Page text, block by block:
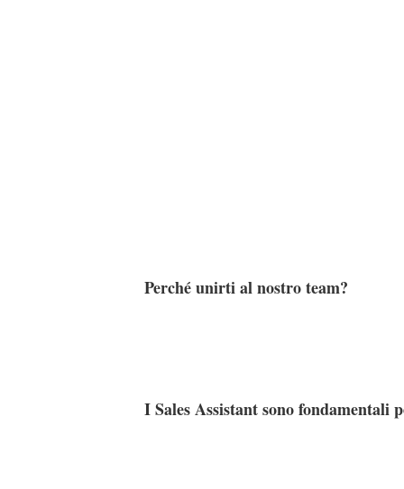
Perché unirti al nostro team?
I Sales Assistant sono fondamentali